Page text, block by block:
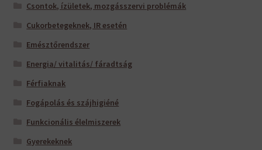
Csontok, ízületek, mozgásszervi problémák
Cukorbetegeknek, IR esetén
Emésztőrendszer
Energia/ vitalitás/ fáradtság
Férfiaknak
Fogápolás és szájhigiéné
Funkcionális élelmiszerek
Gyerekeknek